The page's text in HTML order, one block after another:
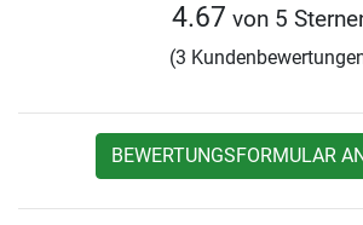
4.67 von 5
(3
BEWERTUNGSFORMULAR